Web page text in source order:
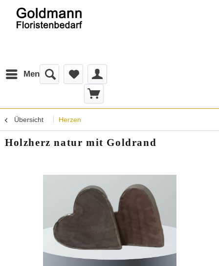
Menü
Übersicht Herzen
Holzherz natur mit Goldrand